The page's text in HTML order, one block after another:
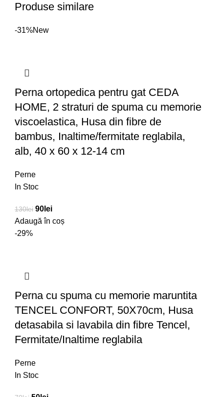
Produse similare
-31%New
Perna ortopedica pentru gat CEDA
HOME, 2 straturi de spuma cu memorie
viscoelastica, Husa din fibre de
bambus, Inaltime/fermitate reglabila,
alb, 40 x 60 x 12-14 cm
Perne
In Stoc
130lei 90 lei
Adaugă în coș
-29%
Perna cu spuma cu memorie maruntita
TENCEL CONFORT, 50X70cm, Husa
detasabila si lavabila din fibre Tencel,
Fermitate/Inaltime reglabila
Perne
In Stoc